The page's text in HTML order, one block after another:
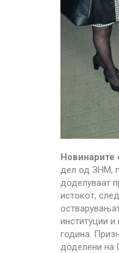
Новинарите
дел од ЗНМ,
доделуваат
истокот,
институции
година.
доделени на